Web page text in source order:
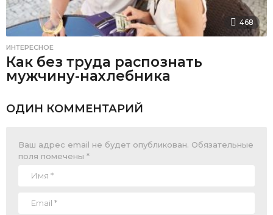
468
ИНТЕРЕСНОЕ
Как без труда распознать
мужчину-нахлебника
ОДИН КОММЕНТАРИЙ
Ваш адрес email не будет опубликован. Обязательные
поля помечены *